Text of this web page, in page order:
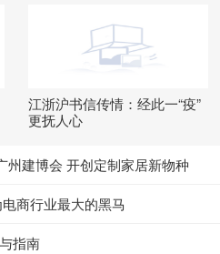
江浙沪书信传情：经此一“疫”
更抚人心
州建博会 开创定制家居新物种
商行业最大的黑马
指南